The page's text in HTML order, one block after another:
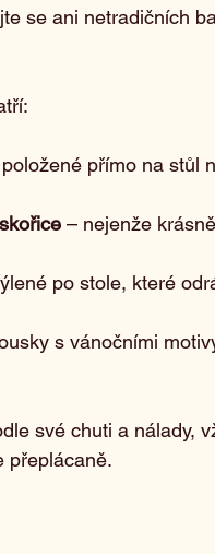
se ani netradičních
přímo na stůl
– nejenže
po stole, které
s vánočními
své chuti a nálady,
přeplácaně.